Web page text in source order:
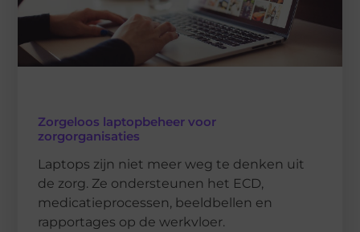
Zorgeloos laptopbeheer voor
zorgorganisaties
Laptops zijn niet meer weg te denken uit
de zorg. Ze ondersteunen het ECD,
medicatieprocessen, beeldbellen en
rapportages op de werkvloer.